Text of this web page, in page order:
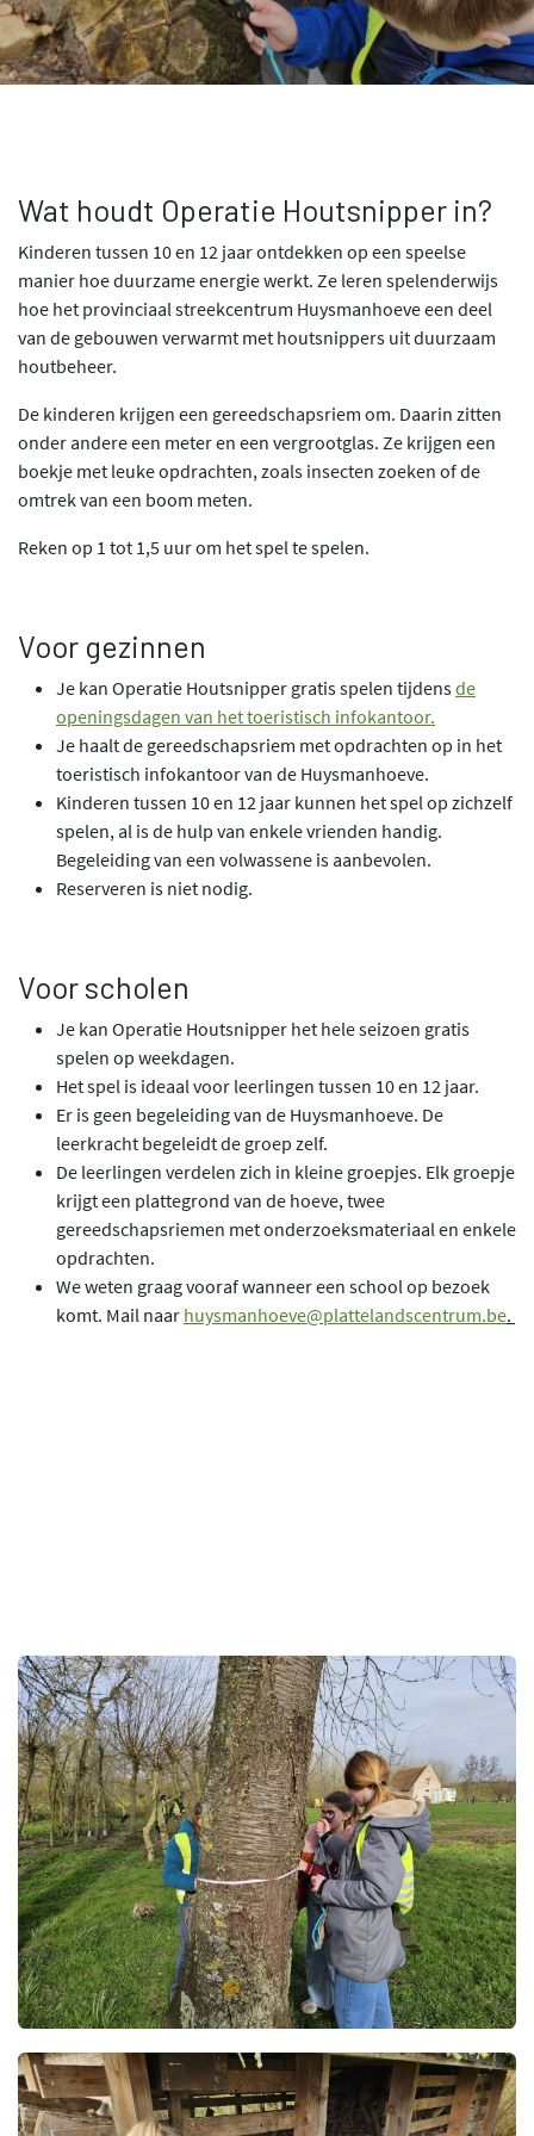
Wat houdt Operatie Houtsnipper in?
Kinderen tussen 10 en 12 jaar ontdekken op een speelse
manier hoe duurzame energie werkt. Ze leren spelenderwijs
hoe het provinciaal streekcentrum Huysmanhoeve een deel
van de gebouwen verwarmt met houtsnippers uit duurzaam
houtbeheer.
De kinderen krijgen een gereedschapsriem om. Daarin zitten
onder andere een meter en een vergrootglas. Ze krijgen een
boekje met leuke opdrachten, zoals insecten zoeken of de
omtrek van een boom meten.
Reken op 1 tot 1,5 uur om het spel te spelen.
Voor gezinnen
Je kan Operatie Houtsnipper gratis spelen tijdensde
openingsdagen van het toeristisch infokantoor.
Je haalt de gereedschapsriem met opdrachten op in het
toeristisch infokantoor van de Huysmanhoeve.
Kinderen tussen 10 en 12 jaar kunnen het spel op zichzelf
spelen, al is de hulp van enkele vrienden handig.
Begeleiding van een volwassene is aanbevolen.
Reserveren is niet nodig.
Voor scholen
Je kan Operatie Houtsnipper het hele seizoen gratis
spelen op weekdagen.
Het spel is ideaal voor leerlingen tussen 10 en 12 jaar.
Er is geen begeleiding van de Huysmanhoeve. De
leerkracht begeleidt de groep zelf.
De leerlingen verdelen zich in kleine groepjes. Elk groepje
krijgt een plattegrond van de hoeve, twee
gereedschapsriemen met onderzoeksmateriaal en enkele
opdrachten.
We weten graag vooraf wanneer een school op bezoek
komt. Mail naar huysmanhoeve@plattelandscentrum.be.